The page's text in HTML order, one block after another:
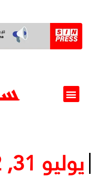
يوليو 31, 2022